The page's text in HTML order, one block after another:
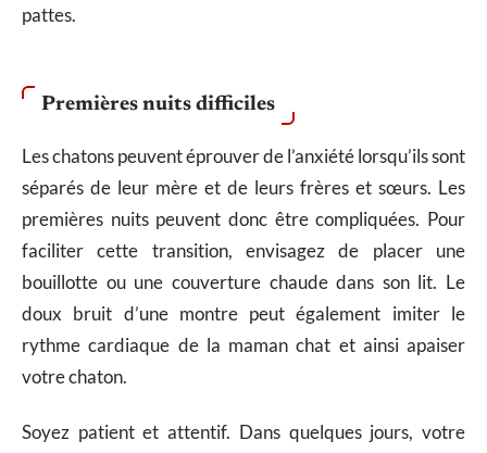
pattes.
Premières nuits difficiles
Les chatons peuvent éprouver de l’anxiété lorsqu’ils sont
séparés de leur mère et de leurs frères et sœurs. Les
premières nuits peuvent donc être compliquées. Pour
faciliter cette transition, envisagez de placer une
bouillotte ou une couverture chaude dans son lit. Le
doux bruit d’une montre peut également imiter le
rythme cardiaque de la maman chat et ainsi apaiser
votre chaton.
Soyez patient et attentif. Dans quelques jours, votre